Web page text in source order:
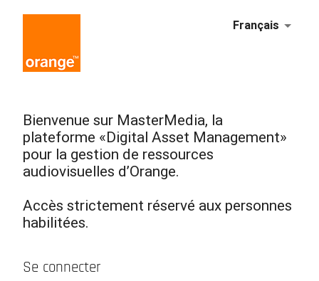
Français
Bienvenue sur MasterMedia, la
plateforme «Digital Asset Management»
pour la gestion de ressources
audiovisuelles d’Orange.
Accès strictement réservé aux personnes
habilitées.
Se connecter